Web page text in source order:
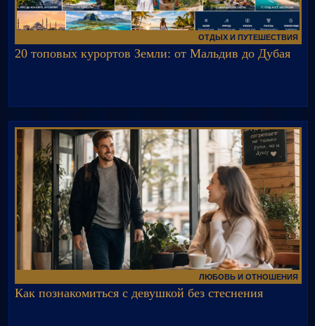
ОТДЫХ И ПУТЕШЕСТВИЯ
20 топовых курортов Земли: от Мальдив до Дубая
ЛЮБОВЬ И ОТНОШЕНИЯ
Как познакомиться с девушкой без стеснения